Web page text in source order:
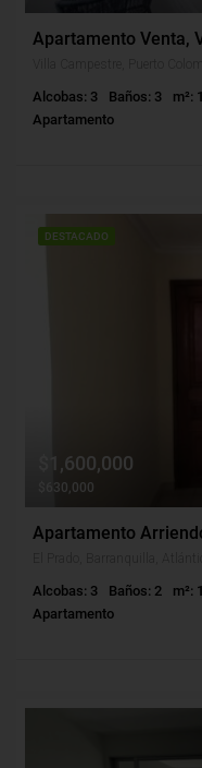
Alcobas: 3 Baños: 3
m²:
Apartamento
DESTACADO
$1,600,000
$630,000
Apartamento
Alcobas: 3 Baños: 2
m²:
Apartamento